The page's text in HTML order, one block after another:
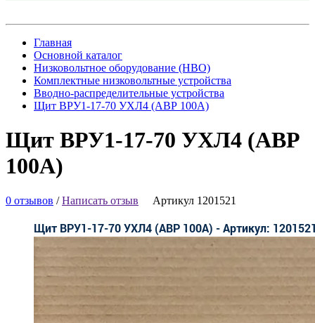
Главная
Основной каталог
Низковольтное оборудование (НВО)
Комплектные низковольтные устройства
Вводно-распределительные устройства
Щит ВРУ1-17-70 УХЛ4 (АВР 100А)
Щит ВРУ1-17-70 УХЛ4 (АВР
100А)
0 отзывов /Написать отзыв Артикул 1201521